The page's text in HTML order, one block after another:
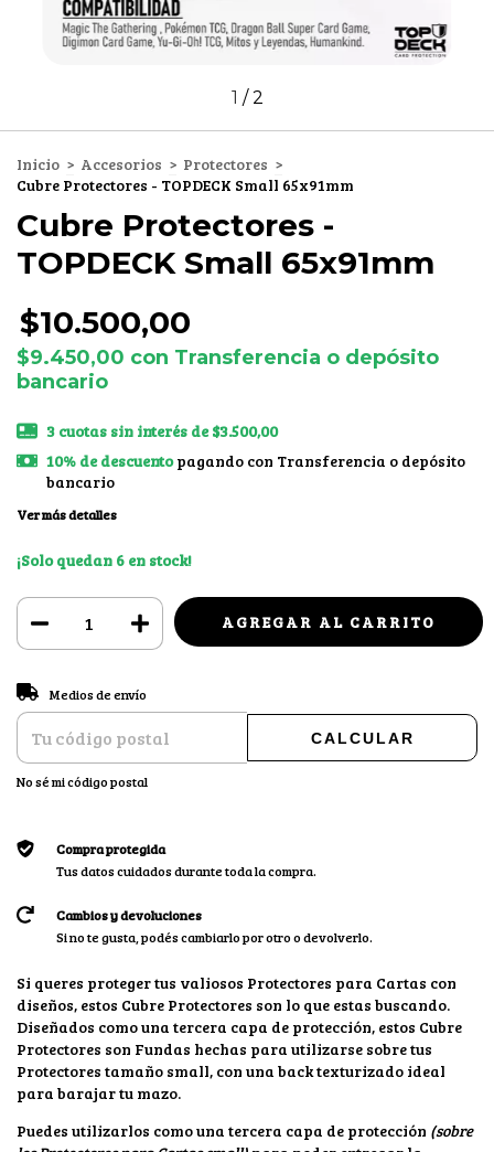
1 /2
Inicio > Accesorios > Protectores >
Cubre Protectores - TOPDECK Small 65x91mm
Cubre Protectores -
TOPDECK Small 65x91mm
$10.500,00
$9.450,00 con Transferencia o depósito
bancario
3 cuotas sin interés de$3.500,00
10% de descuentopagando con Transferencia o depósito
bancario
Ver más detalles
¡Solo quedan 6 en stock!
Entregas para el CP:
Medios de envío
CALCULAR
No sé mi código postal
Compra protegida
Tus datos cuidados durante toda la compra.
Cambios y devoluciones
Si no te gusta, podés cambiarlo por otro o devolverlo.
Si queres proteger tus valiosos Protectores para Cartas con
diseños, estos Cubre Protectores son lo que estas buscando.
Diseñados como una tercera capa de protección, estos Cubre
Protectores son Fundas hechas para utilizarse sobre tus
Protectores tamaño small, con una back texturizado ideal
para barajar tu mazo.
Puedes utilizarlos como una tercera capa de protección (sobre